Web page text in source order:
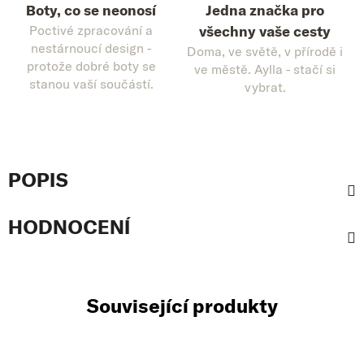
Boty, co se neonosí
Poctivé zpracování a
nestárnoucí design -
protože dobré boty se
stanou vaší součástí.
Jedna značka pro
všechny vaše cesty
Doma, ve světě, v přírodě i
ve městě. Aylla - stačí si
vybrat.
POPIS
HODNOCENÍ
Související produkty